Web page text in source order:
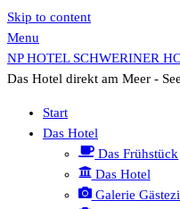
Skip to content
Menu
NP HOTEL SCHWERINER
Das Hotel direkt am Meer -
Start
Das Hotel
Das Frühstück
Das Hotel
Galerie